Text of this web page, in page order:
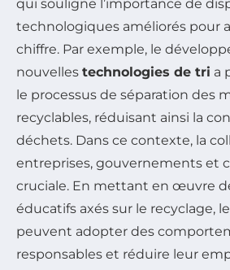
qui souligne l’importance de
technologiques améliorés pour
chiffre. Par exemple, le
nouvelles technologies de tri a
le processus de séparation des
recyclables, réduisant ainsi la
déchets. Dans ce contexte, la
entreprises, gouvernements et
cruciale. En mettant en œuvre
éducatifs axés sur le recyclage,
peuvent adopter des
responsables et réduire leur